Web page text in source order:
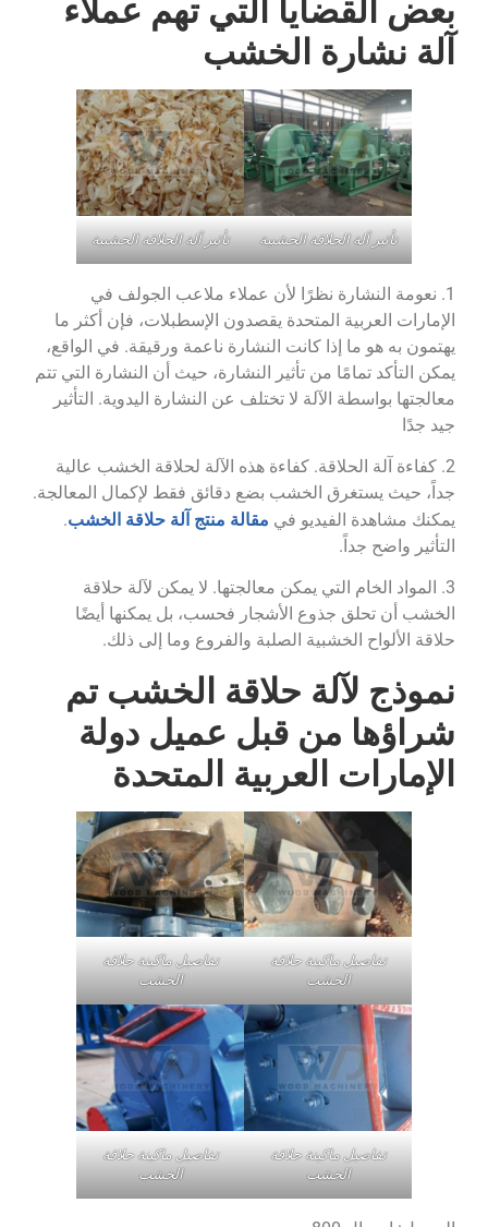
آلة نشارة الخشب
تأثير آلة الحلاقة الخشبية تأثير آلة الحلاقة الخشبية
1. نعومة النشارة نظرًا لأن عملاء ملاعب الجولف في
الإمارات العربية المتحدة يقصدون الإسطبلات، فإن أكثر ما
يهتمون به هو ما إذا كانت النشارة ناعمة ورقيقة. في الواقع،
يمكن التأكد تمامًا من تأثير النشارة، حيث أن النشارة التي تتم
معالجتها بواسطة الآلة لا تختلف عن النشارة اليدوية. التأثير
جيد جدًا
2. كفاءة آلة الحلاقة. كفاءة هذه الآلة لحلاقة الخشب عالية
جداً، حيث يستغرق الخشب بضع دقائق فقط لإكمال المعالجة.
يمكنك مشاهدة الفيديو في مقالة منتج آلة حلاقة الخشب.
التأثير واضح جداً.
3. المواد الخام التي يمكن معالجتها. لا يمكن لآلة حلاقة
الخشب أن تحلق جذوع الأشجار فحسب، بل يمكنها أيضًا
حلاقة الألواح الخشبية الصلبة والفروع وما إلى ذلك.
نموذج لآلة حلاقة الخشب تم
شراؤها من قبل عميل دولة
الإمارات العربية المتحدة
تفاصيل ماكينة حلاقة
الخشب
تفاصيل ماكينة حلاقة
الخشب
تفاصيل ماكينة حلاقة
الخشب
تفاصيل ماكينة حلاقة
الخشب